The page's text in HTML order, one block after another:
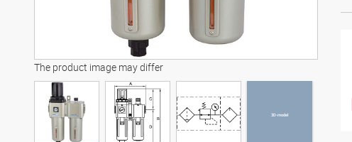
The product image may differ
3D-model